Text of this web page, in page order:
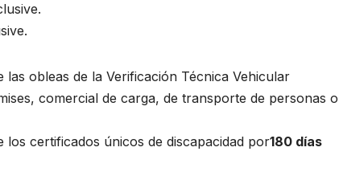
obleas de la Verificación Técnica Vehicular
comercial de carga, de transporte de personas o
certificados únicos de discapacidad por180 días